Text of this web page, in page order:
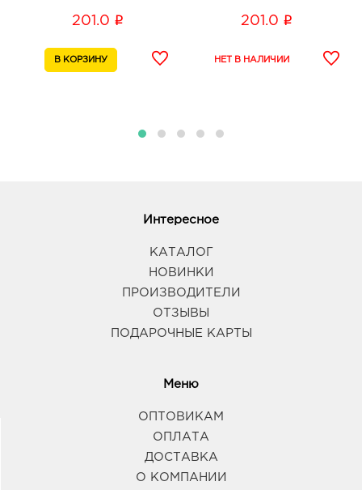
201.0 i 201.0 i
Интересное
КАТАЛОГ
НОВИНКИ
ПРОИЗВОДИТЕЛИ
ОТЗЫВЫ
ПОДАРОЧНЫЕ КАРТЫ
Меню
ОПТОВИКАМ
ОПЛАТА
ДОСТАВКА
О КОМПАНИИ